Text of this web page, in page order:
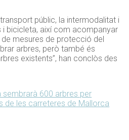
públic, la intermodalitat i
i bicicleta, així com acompanyar
mesures de protecció del
arbres, però també és
existents”, han conclòs des
sembrarà 600 arbres per
de les carreteres de Mallorca